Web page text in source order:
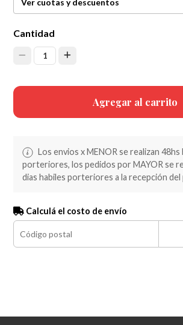
Ver cuotas y descuentos
Cantidad
1
Agregar al carrito
Los envios x MENOR se realizan 48hs
porteriores, los pedidos por MAYOR se
dias habiles porteriores a la recepción del
Calculá el costo de envío